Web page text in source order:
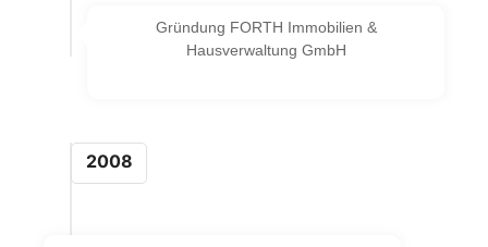
Gründung FORTH Immobilien &
Hausverwaltung GmbH
2008